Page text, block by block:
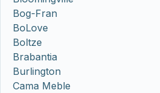
Bog-Fran
BoLove
Boltze
Brabantia
Burlington
Cama Meble